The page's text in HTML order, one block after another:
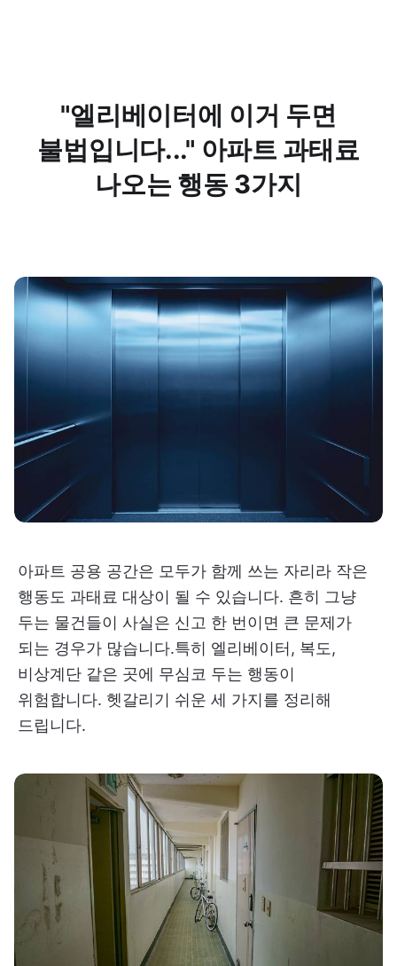
"엘리베이터에 이거 두면
불법입니다..." 아파트 과태료
나오는 행동 3가지
아파트 공용 공간은 모두가 함께 쓰는 자리라 작은
행동도 과태료 대상이 될 수 있습니다. 흔히 그냥
두는 물건들이 사실은 신고 한 번이면 큰 문제가
되는 경우가 많습니다.특히 엘리베이터, 복도,
비상계단 같은 곳에 무심코 두는 행동이
위험합니다. 헷갈리기 쉬운 세 가지를 정리해
드립니다.